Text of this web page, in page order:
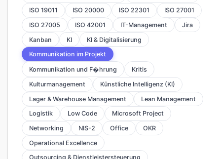
ISO 19011
ISO 20000 ISO 22301
ISO 27001
ISO 27005
ISO 42001 IT-Management
Jira
Kanban
KI
KI & Digitalisierung
Kommunikation im Projekt
Kommunikation und F�hrung Kritis
Kulturmanagement
Künstliche Intelligenz (KI)
Lager & Warehouse Management
Lean Management
Logistik
Low Code
Microsoft Project
Networking
NIS-2 Office
OKR
Operational Excellence
Outsourcing & Dienstleistersteuerung